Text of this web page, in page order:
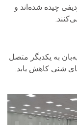
چیده شده‌اند و
به یکدیگر متصل
شنی کاهش یابد.